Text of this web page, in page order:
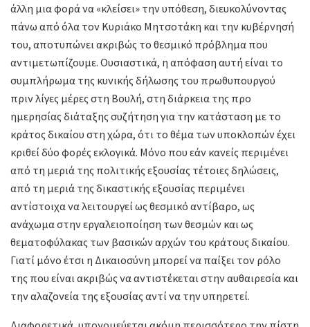
άλλη μια φορά να «κλείσει» την υπόθεση, διευκολύνοντας
πάνω από όλα τον Κυριάκο Μητσοτάκη και την κυβέρνησή
του, αποτυπώνει ακριβώς το θεσμικό πρόβλημα που
αντιμετωπίζουμε. Ουσιαστικά, η απόφαση αυτή είναι το
συμπλήρωμα της κυνικής δήλωσης του πρωθυπουργού
πριν λίγες μέρες στη Βουλή, στη διάρκεια της προ
ημερησίας διάταξης συζήτηση για την κατάσταση με το
κράτος δικαίου στη χώρα, ότι το θέμα των υποκλοπών έχει
κριθεί δύο φορές εκλογικά. Μόνο που εάν κανείς περιμένει
από τη μεριά της πολιτικής εξουσίας τέτοιες δηλώσεις,
από τη μεριά της δικαστικής εξουσίας περιμένει
αντίστοιχα να λειτουργεί ως θεσμικό αντίβαρο, ως
ανάχωμα στην εργαλειοποίηση των θεσμών και ως
θεματοφύλακας των βασικών αρχών του κράτους δικαίου.
Γιατί μόνο έτσι η Δικαιοσύνη μπορεί να παίξει τον ρόλο
της που είναι ακριβώς να αντιστέκεται στην αυθαιρεσία και
την αλαζονεία της εξουσίας αντί να την υπηρετεί.